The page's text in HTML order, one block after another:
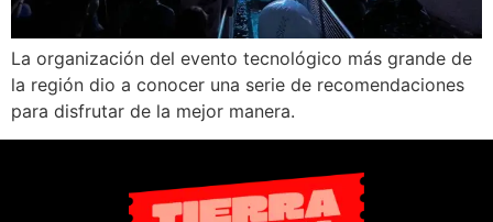
La organización del evento tecnológico más grande de
la región dio a conocer una serie de recomendaciones
para disfrutar de la mejor manera.